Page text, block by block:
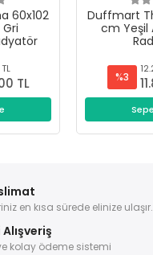
60x102
TL
Duffmart
cm Yeşil
%3
en kısa sürede elinize ulaşır.
kolay ödeme sistemi